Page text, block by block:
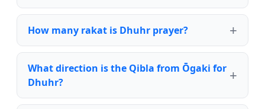
How many rakat is Dhuhr prayer?
What direction is the Qibla from Ōgaki for
Dhuhr?